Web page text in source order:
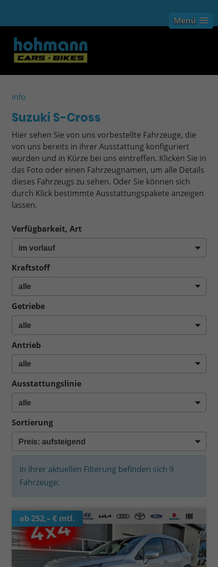
Menü
info
Suzuki S-Cross
Hier sehen Sie von uns vorbestellte Fahrzeuge, die
von uns bereits in ihrer Ausstattung konfiguriert
wurden und in Kürze bei uns eintreffen. Klicken Sie in
das Foto oder einen Fahrzeugnamen, um alle Details
dieses Fahrzeugs zu sehen. Oder Sie können sich
durch Klick bestimmte Ausstattungspakete anzeigen
lassen.
Verfügbarkeit, Art
Kraftstoff
Getriebe
Antrieb
Ausstattungslinie
Sortierung
In Ihrer aktuellen Filterung befinden sich 9
Fahrzeuge:
ab 252,– € mtl.